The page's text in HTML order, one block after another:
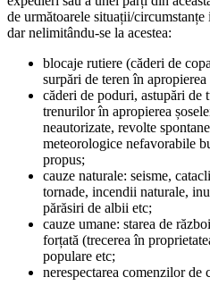
de următoarele situații/
dar nelimitându-se la acestea:
blocaje rutiere (căderi de
surpări de teren în apropierea
căderi de poduri, astupări de
trenurilor în apropierea
neautorizate, revolte
meteorologice nefavorabile
propus;
cauze naturale: seisme,
tornade, incendii naturale,
părăsiri de albii etc;
cauze umane: starea de
forțată (trecerea în
populare etc;
nerespectarea comenzilor de